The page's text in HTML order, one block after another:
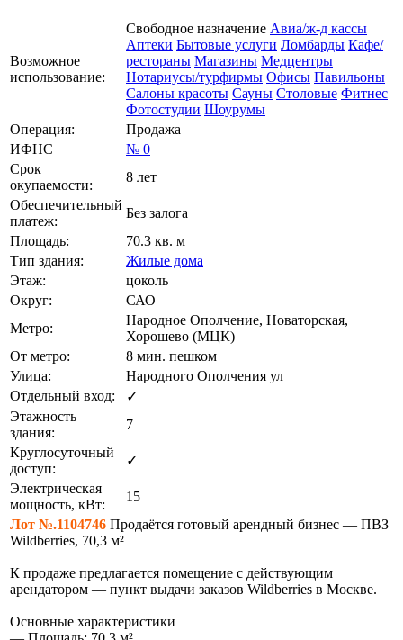
Возможное
использование:
Свободное назначение Авиа/ж-д кассы
Аптеки Бытовые услуги Ломбарды Кафе/
рестораны Магазины Медцентры
Нотариусы/турфирмы Офисы Павильоны
Салоны красоты Сауны Столовые Фитнес
Фотостудии Шоурумы
Операция:
Продажа
ИФНС
№ 0
Срок
окупаемости:
8 лет
Обеспечительный
платеж:
Без залога
Площадь:
70.3 кв. м
Тип здания:
Жилые дома
Этаж:
цоколь
Округ:
САО
Метро:
Народное Ополчение, Новаторская,
Хорошево (МЦК)
От метро:
8 мин. пешком
Улица:
Народного Ополчения ул
Отдельный вход:
✓
Этажность
здания:
7
Круглосуточный
доступ:
✓
Электрическая
мощность, кВт:
15
Лот №.1104746 Продаётся готовый арендный бизнес — ПВЗ
Wildberries, 70,3 м²
К продаже предлагается помещение с действующим
арендатором — пункт выдачи заказов Wildberries в Москве.
Основные характеристики